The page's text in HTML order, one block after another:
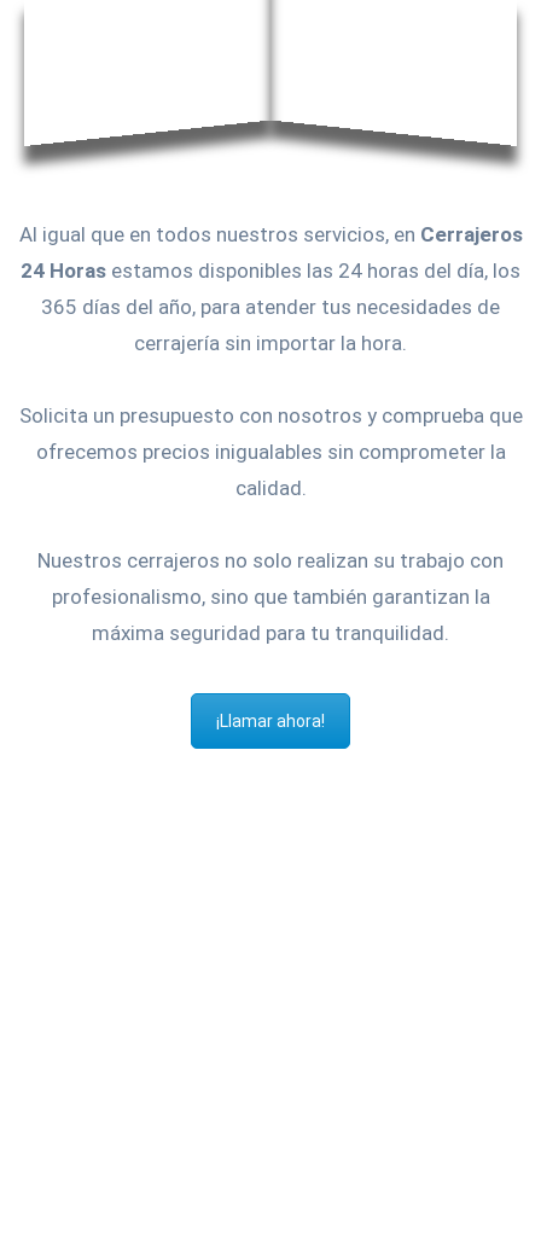
Al igual que en todos nuestros servicios, en Cerrajeros
24 Horas estamos disponibles las 24 horas del día, los
365 días del año, para atender tus necesidades de
cerrajería sin importar la hora.
Solicita un presupuesto con nosotros y comprueba que
ofrecemos precios inigualables sin comprometer la
calidad.
Nuestros cerrajeros no solo realizan su trabajo con
profesionalismo, sino que también garantizan la
máxima seguridad para tu tranquilidad.
¡Llamar ahora!